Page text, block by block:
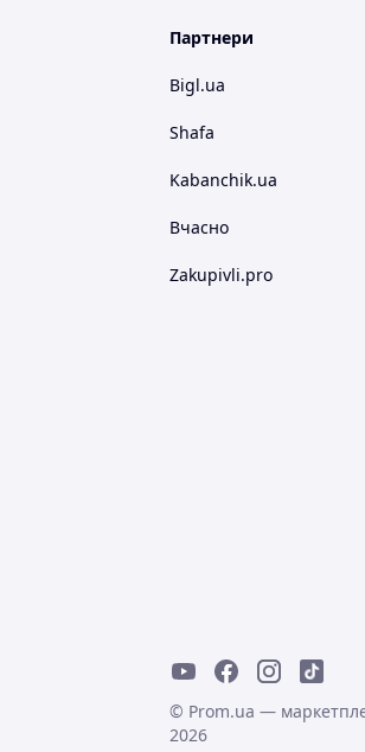
Партнери
Bigl.ua
Shafa
Kabanchik.ua
Вчасно
Zakupivli.pro
© Prom.ua —
2026